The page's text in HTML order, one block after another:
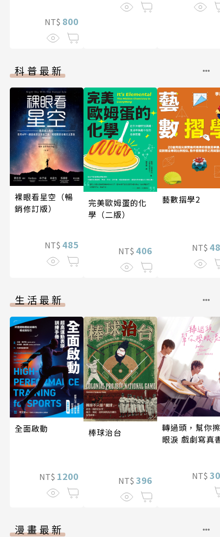
NT$ 800
科普最新
裸眼看星空（暢
銷修訂版）
NT$ 485
完美歐姆蛋的化
學（二版）
NT$ 406
藝數摺學2
NT$
生活最新
全面啟動
NT$ 1200
棒球治台
NT$ 396
轉過頭，幫你擦
眼淚 戲劇寫真
NT$
漫畫最新